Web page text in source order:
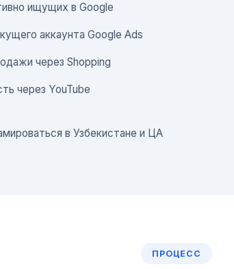
ищущих в Google
аккаунта Google Ads
через Shopping
через YouTube
в Узбекистане и ЦА
ПРОЦЕСС